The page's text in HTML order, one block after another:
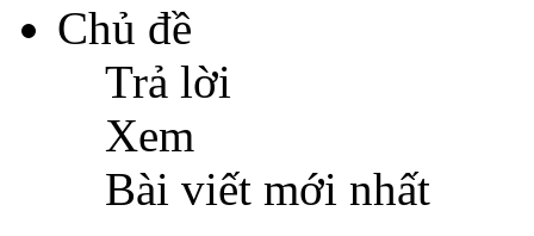
Chủ đề
Trả lời
Xem
Bài viết mới nhất